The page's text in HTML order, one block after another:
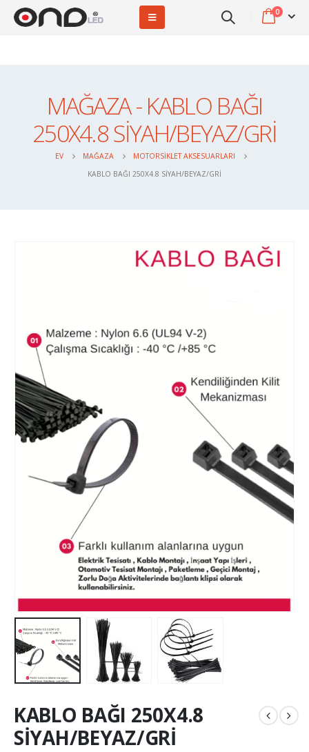
0
MAĞAZA - KABLO BAĞI
250X4.8 SİYAH/BEYAZ/GRİ
EV MAĞAZA
MOTORSİKLET AKSESUARLARI
KABLO BAĞI 250X4.8 SİYAH/BEYAZ/GRİ
KABLO BAĞI 250X4.8
SİYAH/BEYAZ/GRİ